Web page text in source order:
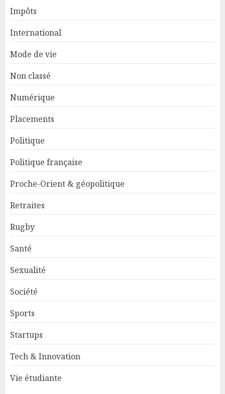
Impôts
International
Mode de vie
Non classé
Numérique
Placements
Politique
Politique française
Proche-Orient & géopolitique
Retraites
Rugby
Santé
Sexualité
Société
Sports
Startups
Tech & Innovation
Vie étudiante